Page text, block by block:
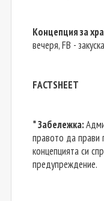
Концепция за
вечеря, FB -
FACTSHEET
* Забележка:
правото да прави
концепцията си
предупреждение.